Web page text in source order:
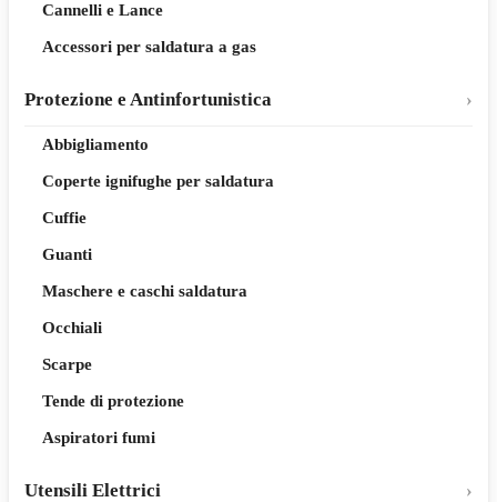
Cannelli e Lance
Accessori per saldatura a gas
Protezione e Antinfortunistica
Abbigliamento
Coperte ignifughe per saldatura
Cuffie
Guanti
Maschere e caschi saldatura
Occhiali
Scarpe
Tende di protezione
Aspiratori fumi
Utensili Elettrici